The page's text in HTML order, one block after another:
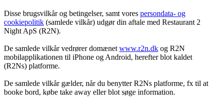
Disse brugsvilkår og betingelser, samt vores persondata- og
cookiepolitik (samlede vilkår) udgør din aftale med Restaurant 2
Night ApS (R2N).
De samlede vilkår vedrører domænet www.r2n.dk og R2N
mobilapplikationen til iPhone og Android, herefter blot kaldet
(R2Ns) platforme.
De samlede vilkår gælder, når du benytter R2Ns platforme, fx til at
booke bord, købe take away eller blot søge information.